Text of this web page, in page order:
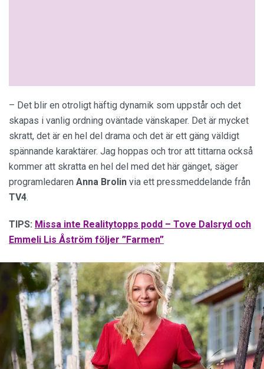
– Det blir en otroligt häftig dynamik som uppstår och det
skapas i vanlig ordning oväntade vänskaper. Det är mycket
skratt, det är en hel del drama och det är ett gäng väldigt
spännande karaktärer. Jag hoppas och tror att tittarna också
kommer att skratta en hel del med det här gänget, säger
programledaren Anna Brolin via ett pressmeddelande från
TV4.
TIPS: Missa inte Realitytopps podd – Tove Dalsryd och
Emmeli Lis Åström följer ”Farmen”